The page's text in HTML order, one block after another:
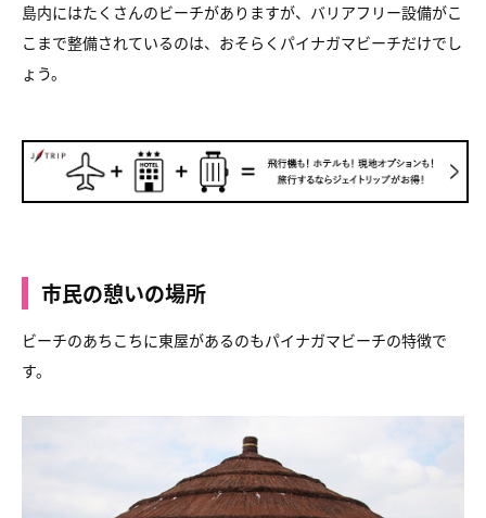
島内にはたくさんのビーチがありますが、バリアフリー設備がこ
こまで整備されているのは、おそらくパイナガマビーチだけでし
ょう。
市民の憩いの場所
ビーチのあちこちに東屋があるのもパイナガマビーチの特徴で
す。